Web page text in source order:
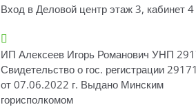
Вход в Деловой центр этаж 3, кабинет 4
ИП Алексеев Игорь Романович УНП
Свидетельство о гос. регистрации
от 07.06.2022 г. Выдано Минским
горисполкомом